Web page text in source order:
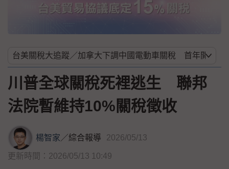
川普全球關稅死裡逃生 聯邦
法院暫維持10%關稅徵收
楊智家 ／綜合報導 2026/05/13
更新時間：2026/05/13 10:49